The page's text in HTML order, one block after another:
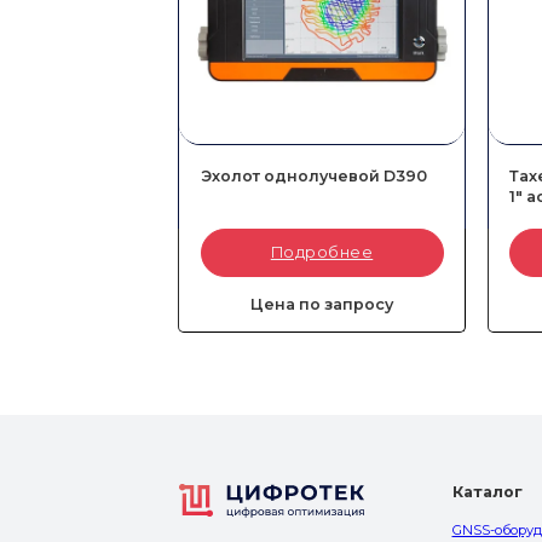
Эхолот однолучевой D390
Артикул:
Подробнее
Цена по запросу
1″
Каталог
GNSS-